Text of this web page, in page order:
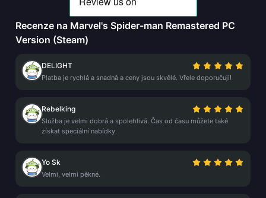
Recenze na Marvel's Spider-man Remastered PC
Version (Steam)
DELIGHT
Platba je rychlá a snadná a ceny jsou skvělé. Vřele doporučuji!
Rebelking
Služba je velmi dobrá a spolehlivá. Čas od času můžete také
získat speciální nabídky.
Yo Sk
Velmi, velmi pěkné.